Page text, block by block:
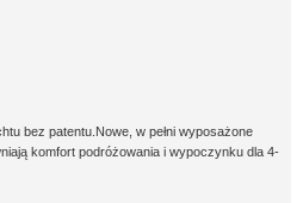
bez patentu.Nowe, w pełni wyposażone
komfort podróżowania i wypoczynku dla 4-